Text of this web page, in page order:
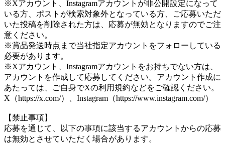
※Xアカウント、Instagramアカウントが非公開設定になって
いる方、ポストが検索対象外となっている方、ご応募いただ
いた投稿を削除された方は、応募が無効となりますのでご注
意ください。
※賞品発送時点まで当社指定アカウントをフォローしている
必要があります。
※Xアカウント、Instagramアカウントをお持ちでない方は、
アカウントを作成して応募してください。アカウント作成に
あたっては、ご自身でXの利用規約などをご確認ください。
X（https://x.com/）、Instagram（https://www.instagram.com/）
【禁止事項】
応募を通じて、以下の事項に該当するアカウントからの応募
は無効とさせていただく場合があります。